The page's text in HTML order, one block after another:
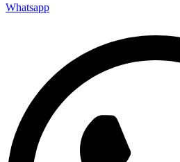
Whatsapp